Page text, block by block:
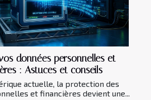
données personnelles et
: Astuces et conseils
actuelle, la protection des
et financières devient une...